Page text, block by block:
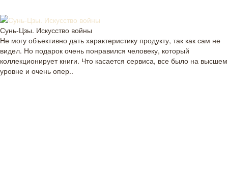
Сунь-Цзы. Искусство войны
Не могу объективно дать характеристику продукту, так как сам не
видел. Но подарок очень понравился человеку, который
коллекционирует книги. Что касается сервиса, все было на высшем
уровне и очень опер..